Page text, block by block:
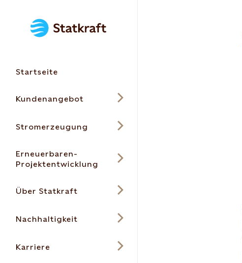
Startseite
Kundenangebot
Stromerzeugung
Erneuerbaren-
Projektentwicklung
Über Statkraft
Nachhaltigkeit
Karriere